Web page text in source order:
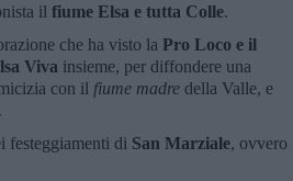
il fiume Elsa e tutta Colle.
che ha visto la Pro Loco e il
Viva insieme, per diffondere una
con il fiume madre della Valle, e
festeggiamenti di San Marziale, ovvero